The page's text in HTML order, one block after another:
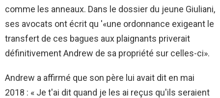
comme les anneaux. Dans le dossier du jeune Giuliani,
ses avocats ont écrit qu '«une ordonnance exigeant le
transfert de ces bagues aux plaignants priverait
définitivement Andrew de sa propriété sur celles-ci».
Andrew a affirmé que son père lui avait dit en mai
2018 : « Je t'ai dit quand je les ai reçus qu'ils seraient